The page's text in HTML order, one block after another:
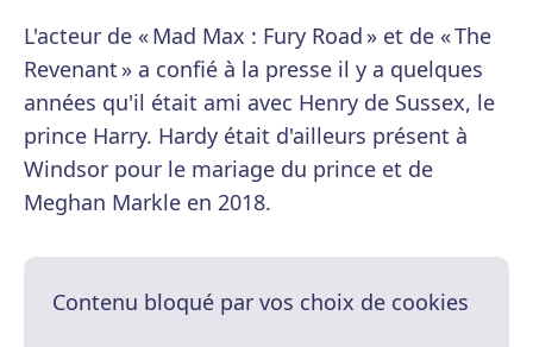
L'acteur de « Mad Max : Fury Road » et de « The
Revenant » a confié à la presse il y a quelques
années qu'il était ami avec Henry de Sussex, le
prince Harry. Hardy était d'ailleurs présent à
Windsor pour le mariage du prince et de
Meghan Markle en 2018.
Contenu bloqué par vos choix de cookies